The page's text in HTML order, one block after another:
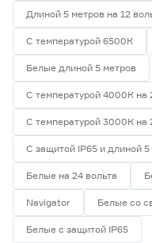
Длиной 5 метров на 12
С температурой 6500К
Белые длиной 5 метров
С температурой 4000К на
С температурой 3000К на
С защитой IP65 и длиной 5
Белые на 24 вольта
Navigator Белые со
Белые с защитой IP65